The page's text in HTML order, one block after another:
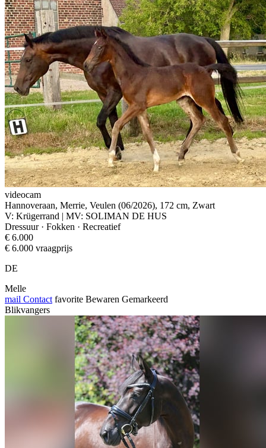
videocam
Hannoveraan, Merrie, Veulen (06/2026), 172 cm, Zwart
V: Krügerrand | MV: SOLIMAN DE HUS
Dressuur · Fokken · Recreatief
€ 6.000
€ 6.000 vraagprijs
DE
Melle
mail Contact favorite Bewaren Gemarkeerd
Blikvangers